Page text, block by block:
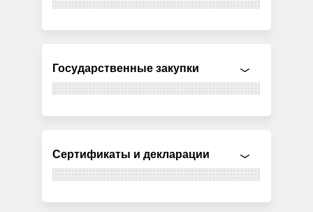
Государственные закупки
Сертификаты и декларации